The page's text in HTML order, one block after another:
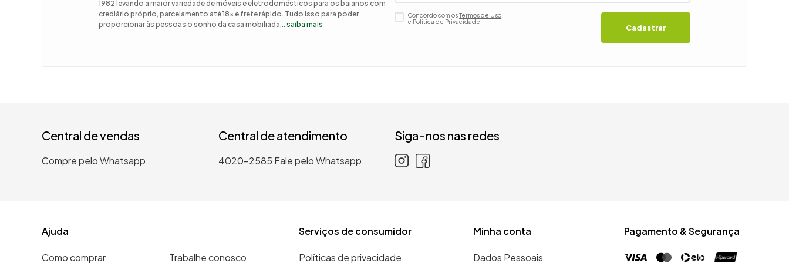
1982 levando a maior variedade de móveis e eletrodomésticos para os baianos com
crediário próprio, parcelamento até 18x e frete rápido. Tudo isso para poder
proporcionar às pessoas o sonho da casa mobiliada...saiba mais
Concordo com osTermos de Uso
e Política de Privacidade.
Cadastrar
Central de vendas
Compre pelo Whatsapp
Central de atendimento
4020-2585 Fale pelo Whatsapp
Siga-nos nas redes
Ajuda
Como comprar Trabalhe conosco
Serviços de consumidor
Políticas de privacidade
Minha conta
Dados Pessoais
Pagamento & Segurança
9º
guarda roupa casal